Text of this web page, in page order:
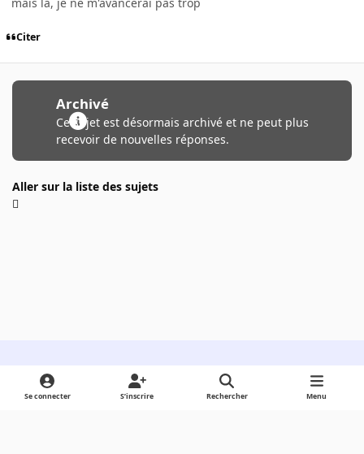
Citer
Archivé
Ce sujet est désormais archivé et ne peut plus
recevoir de nouvelles réponses.
Aller sur la liste des sujets
Light ModeDark ModeSystem Preference
Se connecter S’inscrire Rechercher Menu